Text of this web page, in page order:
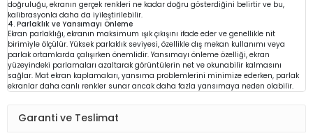
doğruluğu, ekranın gerçek renkleri ne kadar doğru gösterdiğini belirtir ve bu,
kalibrasyonla daha da iyileştirilebilir.
4. Parlaklık ve Yansımayı Önleme
Ekran parlaklığı, ekranın maksimum ışık çıkışını ifade eder ve genellikle nit
birimiyle ölçülür. Yüksek parlaklık seviyesi, özellikle dış mekan kullanımı veya
parlak ortamlarda çalışırken önemlidir. Yansımayı önleme özelliği, ekran
yüzeyindeki parlamaları azaltarak görüntülerin net ve okunabilir kalmasını
sağlar. Mat ekran kaplamaları, yansıma problemlerini minimize ederken, parlak
ekranlar daha canlı renkler sunar ancak daha fazla yansımaya neden olabilir.
Garanti ve Teslimat